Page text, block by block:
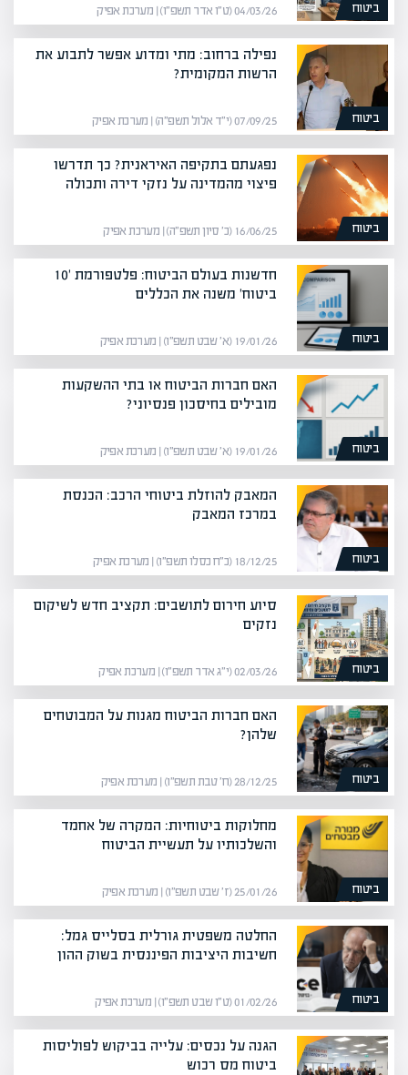
ביטוח 04/03/26 (ט״ו אדר תשפ״ו) | מערכת אפיק
ביטוח
נפילה ברחוב: מתי ומדוע אפשר לתבוע את
הרשות המקומית?
07/09/25 (י״ד אלול תשפ״ה) | מערכת אפיק
ביטוח
נפגעתם בתקיפה האיראנית? כך תדרשו
פיצוי מהמדינה על נזקי דירה ותכולה
16/06/25 (כ׳ סיון תשפ״ה) | מערכת אפיק
ביטוח
חדשנות בעולם הביטוח: פלטפורמת '10
ביטוח' משנה את הכללים
19/01/26 (א׳ שבט תשפ״ו) | מערכת אפיק
ביטוח
האם חברות הביטוח או בתי ההשקעות
מובילים בחיסכון פנסיוני?
19/01/26 (א׳ שבט תשפ״ו) | מערכת אפיק
ביטוח
המאבק להוזלת ביטוחי הרכב: הכנסת
במרכז המאבק
18/12/25 (כ״ח כסלו תשפ״ו) | מערכת אפיק
ביטוח
סיוע חירום לתושבים: תקציב חדש לשיקום
נזקים
02/03/26 (י״ג אדר תשפ״ו) | מערכת אפיק
ביטוח
האם חברות הביטוח מגנות על המבוטחים
שלהן?
28/12/25 (ח׳ טבת תשפ״ו) | מערכת אפיק
ביטוח
מחלוקות ביטוחיות: המקרה של אחמד
והשלכותיו על תעשיית הביטוח
25/01/26 (ז׳ שבט תשפ״ו) | מערכת אפיק
ביטוח
החלטה משפטית גורלית בסלייס גמל:
חשיבות היציבות הפיננסית בשוק ההון
01/02/26 (ט״ו שבט תשפ״ו) | מערכת אפיק
הגנה על נכסים: עלייה בביקוש לפוליסות
ביטוח מס רכוש